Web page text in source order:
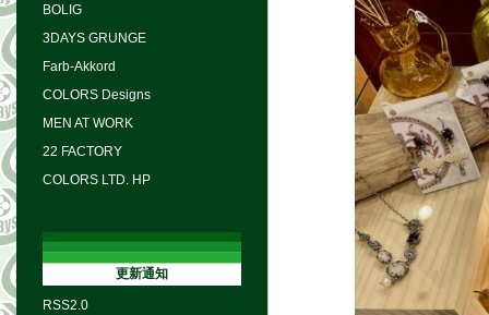
BOLIG
3DAYS GRUNGE
Farb-Akkord
COLORS Designs
MEN AT WORK
22 FACTORY
COLORS LTD. HP
更新通知
RSS2.0